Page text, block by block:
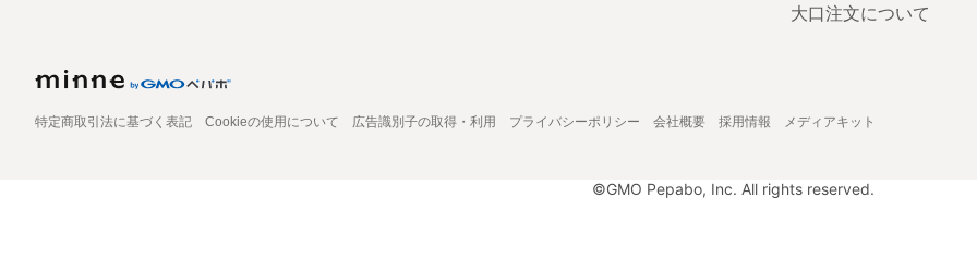
大口注文について
特定商取引法に基づく表記 Cookieの使用について 広告識別子の取得・利用 プライバシーポリシー 会社概要 採用情報 メディアキット
©GMO Pepabo, Inc. All rights reserved.